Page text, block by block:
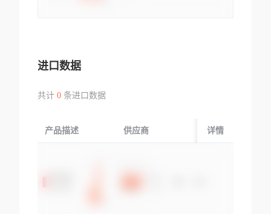
进口数据
共计 0条进口数据
产品描述 供应商 起运国/地区
详情